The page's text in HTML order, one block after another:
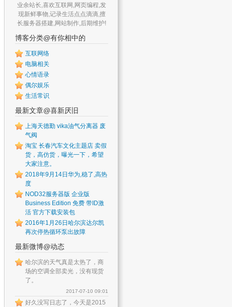
业余站长,喜欢互联网,网页编程,发
现新鲜事物,记录生活点点滴滴,擅
长服务器搭建,网站制作,后期维护!
博客分类@有你相中的
互联网络
电脑相关
心情语录
偶尔娱乐
生活常识
最新文章@喜新厌旧
上海天德勤 vika油气分离器 废
气阀
淘宝 长春汽车文化主题店 卖假
货，高仿货，曝光一下，希望
大家注意。
2018年9月14日华为,稳了,高热
度
NOD32服务器版 企业版
Business Edition 免费 带ID激
活 官方下载安装包
2016年1月26日哈尔滨达尔凯
再次停热循环泵出故障
最新微博@动态
哈尔滨的天气真是太热了，商
场的空调全部卖光，没有现货
了。
2017-07-10 09:01
好久没写日志了，今天是2015